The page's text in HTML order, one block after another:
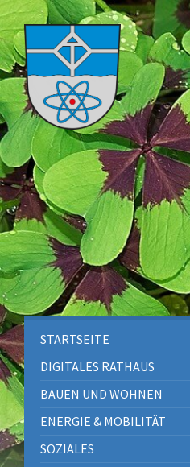
STARTSEITE
DIGITALES RATHAUS
BAUEN UND WOHNEN
ENERGIE & MOBILITÄT
SOZIALES